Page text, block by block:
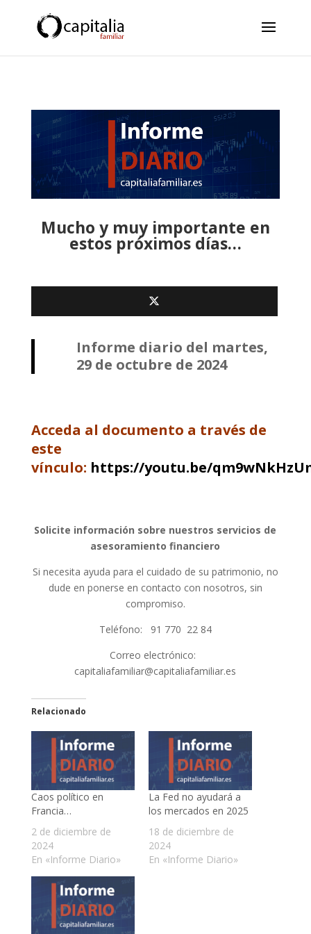
Mucho y muy importante en
estos próximos días…
Informe diario del martes,
29 de octubre de 2024
Acceda al documento a través de
este
vínculo: https://youtu.be/
Solicite información sobre nuestros servicios de
asesoramiento financiero
Si necesita ayuda para el cuidado de su patrimonio, no
dude en ponerse en contacto con nosotros, sin
compromiso.
Teléfono: 91 770 22 84
Correo electrónico:
capitaliafamiliar@capitaliafamiliar.es
Relacionado
Caos político en
Francia…
2 de diciembre de
2024
En «Informe Diario»
La Fed no ayudará a
los mercados en 2025
18 de diciembre de
2024
En «Informe Diario»